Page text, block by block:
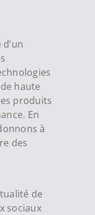
haute
produits
En
à
des
de
sociaux